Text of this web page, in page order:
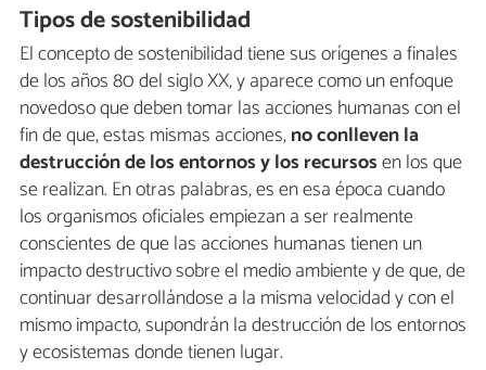
Tipos de sostenibilidad
El concepto de sostenibilidad tiene sus orígenes a finales
de los años 80 del siglo XX, y aparece como un enfoque
novedoso que deben tomar las acciones humanas con el
fin de que, estas mismas acciones,no conlleven la
destrucción de los entornos y los recursosen los que
se realizan. En otras palabras, es en esa época cuando
los organismos oficiales empiezan a ser realmente
conscientes de que las acciones humanas tienen un
impacto destructivo sobre el medio ambiente y de que, de
continuar desarrollándose a la misma velocidad y con el
mismo impacto, supondrán la destrucción de los entornos
y ecosistemas donde tienen lugar.